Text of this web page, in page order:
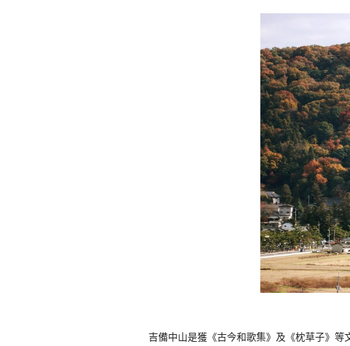
吉備中山是獲《古今和歌集》及《枕草子》等